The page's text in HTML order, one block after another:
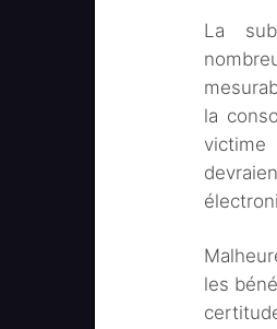
La
la
victime
les